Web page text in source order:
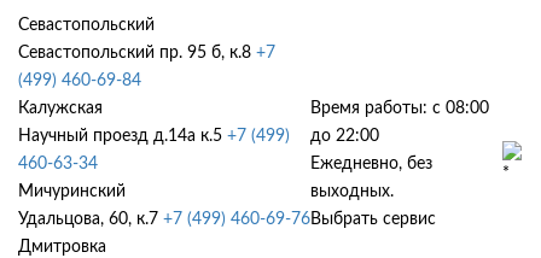
Севастопольский
Севастопольский пр. 95 б, к.8 +7
(499) 460-69-84
Калужская
Научный проезд д.14а к.5 +7 (499)
460-63-34
Мичуринский
Удальцова, 60, к.7 +7 (499) 460-69-76
Дмитровка
Время работы: с 08:00
до 22:00
Ежедневно, без
выходных.
Выбрать сервис